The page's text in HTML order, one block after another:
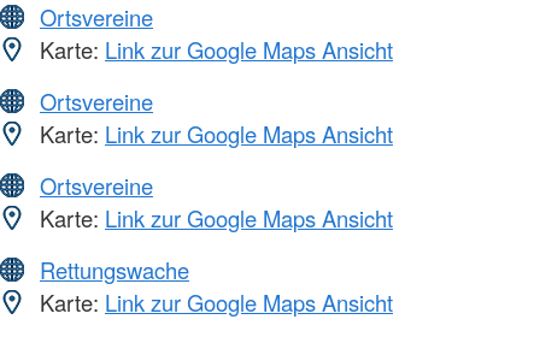
Ortsvereine
Karte: Link zur Google Maps Ansicht
Ortsvereine
Karte: Link zur Google Maps Ansicht
Ortsvereine
Karte: Link zur Google Maps Ansicht
Rettungswache
Karte: Link zur Google Maps Ansicht